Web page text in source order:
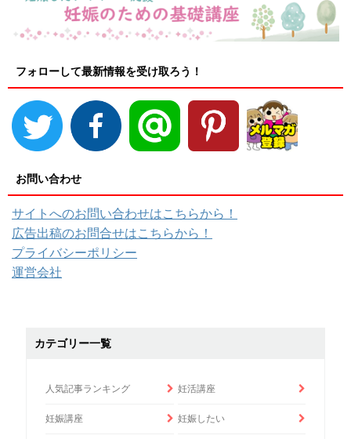
フォローして最新情報を受け取ろう！
お問い合わせ
サイトへのお問い合わせはこちらから！
広告出稿のお問合せはこちらから！
プライバシーポリシー
運営会社
カテゴリー一覧
人気記事ランキング 妊活講座
妊娠講座 妊娠したい